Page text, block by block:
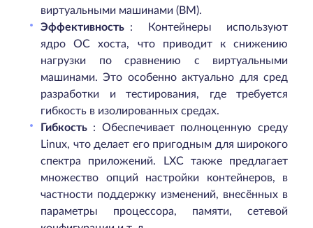
виртуальными машинами (ВМ).
Эффективность : Контейнеры используют
ядро ОС хоста, что приводит к снижению
нагрузки по сравнению с виртуальными
машинами. Это особенно актуально для сред
разработки и тестирования, где требуется
гибкость в изолированных средах.
Гибкость : Обеспечивает полноценную среду
Linux, что делает его пригодным для широкого
спектра приложений. LXC также предлагает
множество опций настройки контейнеров, в
частности поддержку изменений, внесённых в
параметры процессора, памяти, сетевой